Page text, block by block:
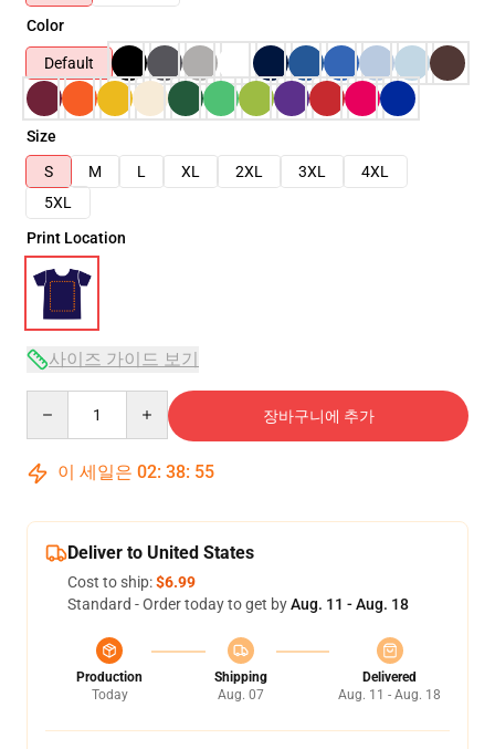
Color
Default
Size
S
M L XL 2XL 3XL
4XL
5XL
Print Location
사이즈 가이드 보기
장바구니에 추가
이 세일은 02: 38: 54
Deliver to United States
Cost to ship:$6.99
Standard - Order today to get byAug. 11 - Aug. 18
Production
Today
Shipping
Aug. 07
Delivered
Aug. 11 - Aug. 18